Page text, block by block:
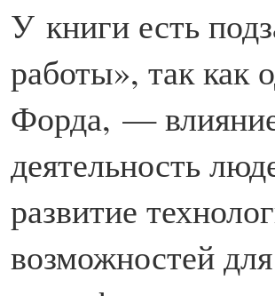
У книги есть
работы», так как
Форда, — влияние
деятельность
развитие
возможностей